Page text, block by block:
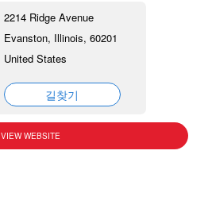
2214 Ridge Avenue
Evanston, Illinois, 60201
United States
길찾기
VIEW WEBSITE